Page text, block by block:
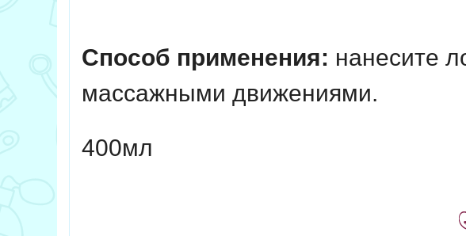
Способ применения: нанесите
массажными движениями.
400мл